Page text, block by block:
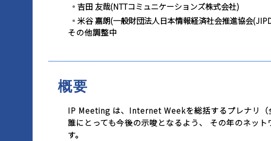
吉田 友哉(NTTコミュニケーションズ株式会社)
米谷 嘉朗(一般財団法人日本情報経済社会推進協会
その他調整中
概要
IP Meeting は、Internet Weekを総括するプレナリ
誰にとっても今後の示唆となるよう、 その年のネッ
す。